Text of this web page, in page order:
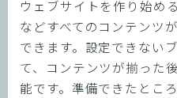
ウェブサイトを作り始め
などすべてのコンテンツ
できます。設定できない
て、コンテンツが揃った
能です。準備できたとこ